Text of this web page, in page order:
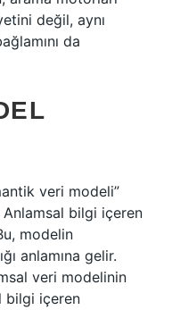
değil, aynı
da
veri modeli”
Anlamsal bilgi içeren
modelin
anlamına gelir.
veri modelinin
bilgi içeren